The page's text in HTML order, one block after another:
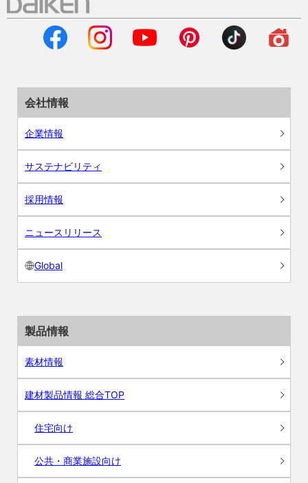
会社情報
企業情報
サステナビリティ
採用情報
ニュースリリース
Global
製品情報
素材情報
建材製品情報 総合TOP
住宅向け
公共・商業施設向け